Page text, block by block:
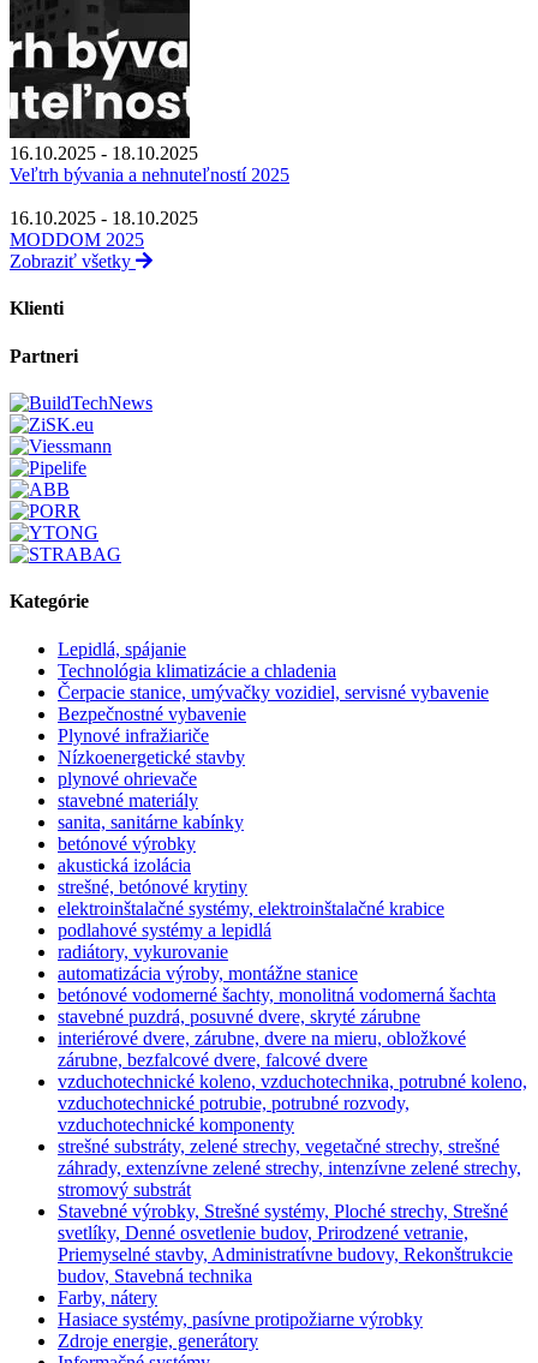
16.10.2025 - 18.10.2025
Veľtrh bývania a nehnuteľností 2025
16.10.2025 - 18.10.2025
MODDOM 2025
Zobraziť všetky
Klienti
Partneri
Kategórie
Lepidlá, spájanie
Technológia klimatizácie a chladenia
Čerpacie stanice, umývačky vozidiel, servisné vybavenie
Bezpečnostné vybavenie
Plynové infražiariče
Nízkoenergetické stavby
plynové ohrievače
stavebné materiály
sanita, sanitárne kabínky
betónové výrobky
akustická izolácia
strešné, betónové krytiny
elektroinštalačné systémy, elektroinštalačné krabice
podlahové systémy a lepidlá
radiátory, vykurovanie
automatizácia výroby, montážne stanice
betónové vodomerné šachty, monolitná vodomerná šachta
stavebné puzdrá, posuvné dvere, skryté zárubne
interiérové dvere, zárubne, dvere na mieru, obložkové
zárubne, bezfalcové dvere, falcové dvere
vzduchotechnické koleno, vzduchotechnika, potrubné koleno,
vzduchotechnické potrubie, potrubné rozvody,
vzduchotechnické komponenty
strešné substráty, zelené strechy, vegetačné strechy, strešné
záhrady, extenzívne zelené strechy, intenzívne zelené strechy,
stromový substrát
Stavebné výrobky, Strešné systémy, Ploché strechy, Strešné
svetlíky, Denné osvetlenie budov, Prirodzené vetranie,
Priemyselné stavby, Administratívne budovy, Rekonštrukcie
budov, Stavebná technika
Farby, nátery
Hasiace systémy, pasívne protipožiarne výrobky
Zdroje energie, generátory